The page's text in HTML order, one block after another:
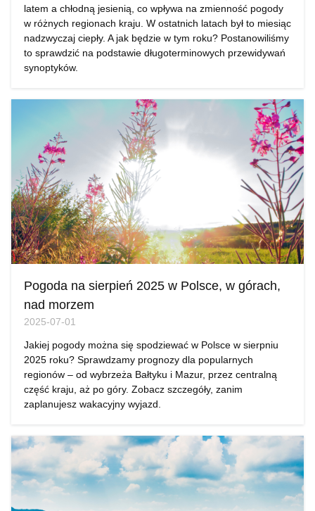
latem a chłodną jesienią, co wpływa na zmienność pogody
w różnych regionach kraju. W ostatnich latach był to miesiąc
nadzwyczaj ciepły. A jak będzie w tym roku? Postanowiliśmy
to sprawdzić na podstawie długoterminowych przewidywań
synoptyków.
Pogoda na sierpień 2025 w Polsce, w górach,
nad morzem
2025-07-01
Jakiej pogody można się spodziewać w Polsce w sierpniu
2025 roku? Sprawdzamy prognozy dla popularnych
regionów – od wybrzeża Bałtyku i Mazur, przez centralną
część kraju, aż po góry. Zobacz szczegóły, zanim
zaplanujesz wakacyjny wyjazd.